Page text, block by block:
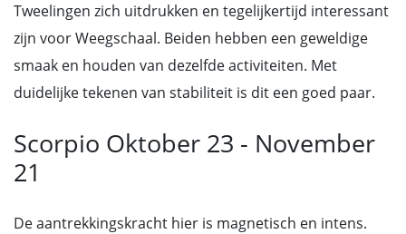
Tweelingen zich uitdrukken en tegelijkertijd interessant
zijn voor Weegschaal. Beiden hebben een geweldige
smaak en houden van dezelfde activiteiten. Met
duidelijke tekenen van stabiliteit is dit een goed paar.
Scorpio Oktober 23 - November
21
De aantrekkingskracht hier is magnetisch en intens.